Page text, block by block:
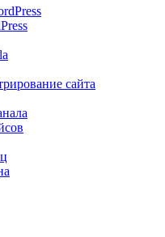
сайта